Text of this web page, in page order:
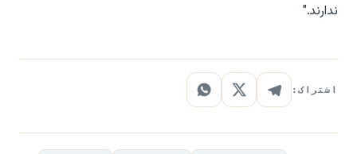
ندارند."
اشتراک: